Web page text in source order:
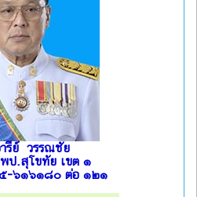
รีย์ วรรณชัย
ป.สุโขทัย เขต ๑
-๖๑๖๑๘๐ ต่อ ๑๒๑